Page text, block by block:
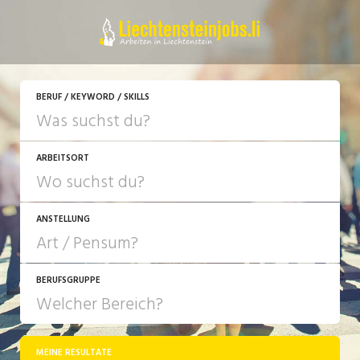
BERUF / KEYWORD / SKILLS
ARBEITSORT
ANSTELLUNG
JOB-TYP
Festanstellung
BERUFSGRUPPE
MEINE RESULTATE
JETZT BEWERBEN